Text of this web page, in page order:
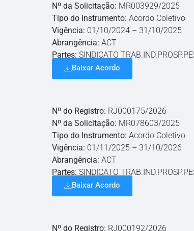
Nº da Solicitação: MR003929/2025
Tipo do Instrumento: Acordo Coletivo
Vigência: 01/10/2024 – 31/10/2025
Abrangência: ACT
Partes: SINDICATO
Baixar Acordo
Nº do Registro: RJ000175/2026
Nº da Solicitação: MR078603/2025
Tipo do Instrumento: Acordo Coletivo
Vigência: 01/11/2025 – 31/10/2026
Abrangência: ACT
Partes: SINDICATO
Baixar Acordo
Nº do Registro: RJ000192/2026